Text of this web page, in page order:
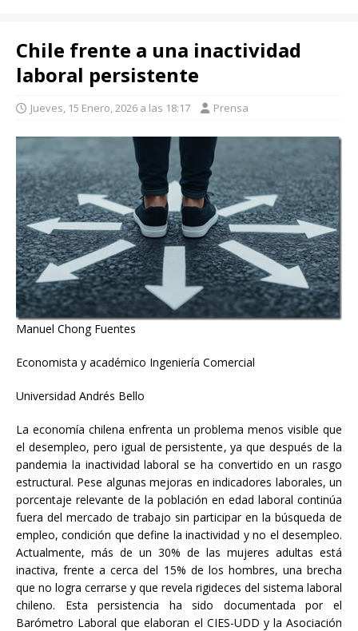
Chile frente a una inactividad
laboral persistente
Jueves, 15 Enero, 2026 a las 18:17 Prensa
Manuel Chong Fuentes
Economista y académico Ingeniería Comercial
Universidad Andrés Bello
La economía chilena enfrenta un problema menos visible que
el desempleo, pero igual de persistente, ya que después de la
pandemia la inactividad laboral se ha convertido en un rasgo
estructural. Pese algunas mejoras en indicadores laborales, un
porcentaje relevante de la población en edad laboral continúa
fuera del mercado de trabajo sin participar en la búsqueda de
empleo, condición que define la inactividad y no el desempleo.
Actualmente, más de un 30% de las mujeres adultas está
inactiva, frente a cerca del 15% de los hombres, una brecha
que no logra cerrarse y que revela rigideces del sistema laboral
chileno. Esta persistencia ha sido documentada por el
Barómetro Laboral que elaboran el CIES-UDD y la Asociación